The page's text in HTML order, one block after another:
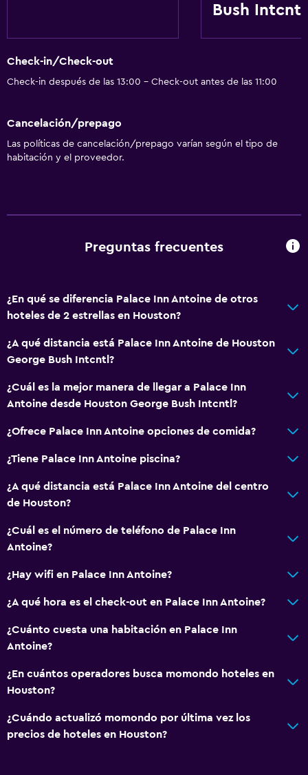
Limpieza diaria
Bush Intcntl
Check-in/Check-out
Check-in después de las 13:00 - Check-out antes de las 11:00
Cancelación/prepago
Las políticas de cancelación/prepago varían según el tipo de
habitación y el proveedor.
Preguntas frecuentes
¿En qué se diferencia Palace Inn Antoine de otros
hoteles de 2 estrellas en Houston?
¿A qué distancia está Palace Inn Antoine de Houston
George Bush Intcntl?
¿Cuál es la mejor manera de llegar a Palace Inn
Antoine desde Houston George Bush Intcntl?
¿Ofrece Palace Inn Antoine opciones de comida?
¿Tiene Palace Inn Antoine piscina?
¿A qué distancia está Palace Inn Antoine del centro
de Houston?
¿Cuál es el número de teléfono de Palace Inn
Antoine?
¿Hay wifi en Palace Inn Antoine?
¿A qué hora es el check-out en Palace Inn Antoine?
¿Cuánto cuesta una habitación en Palace Inn
Antoine?
¿En cuántos operadores busca momondo hoteles en
Houston?
¿Cuándo actualizó momondo por última vez los
precios de hoteles en Houston?